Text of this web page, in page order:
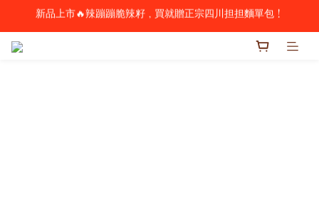
歡慶父親節 🥃 酒類全品項88折（請洽詢客服購買）
新品上市🔥辣蹦蹦脆辣籽，買就贈正宗四川担担麵單包！
歡慶父親節 🥃 酒類全品項88折（請洽詢客服購買）